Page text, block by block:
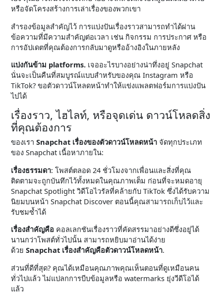
หรือจัดโครงสร้างการเล่าเรื่องของพวกเขา
สำรองข้อมูลสำคัญไว้ การแบ่งปันเรื่องราวสามารถทำได้ผ่าน
ข้อความที่มีความสำคัญต่อเวลา เช่น กิจกรรม การประกาศ หรือ
การอัปเดตที่คุณต้องการกลับมาดูหรืออ้างอิงในภายหลัง
แบ่งกันข้าม platforms.เจออะไรบางอย่างน่าทึ่งอยู่ Snapchat
นั่นจะเป็นคืนที่สมบูรณ์แบบสำหรับของคุณ Instagram หรือ
TikTok? ขอตัวดาวน์โหลดหน้าทำให้แข่งแพลตฟอร์มการแบ่งปัน
ไปได้
เรื่องราว, ไฮไลท์, หรือจุดเด่น ดาวน์โหลดสิ่ง
ที่คุณต้องการ
ของเรา Snapchat เรื่องของตัวดาวน์โหลดหน้าจัดทุกประเภท
ของ Snapchat เนื้อหาภายใน:
เรื่องธรรมดา: โพสต์ตลอด 24 ชั่วโมงจากเพื่อนและสิ่งที่คุณ
ติดตามจะถูกบันทึกไว้ทั้งหมดในคุณภาพเต็ม ก่อนที่จะหมดอายุ
Snapchat Spotlight วิดีโอไวรัลที่คล้ายกับ TikTok ซึ่งได้รับความ
นิยมบนหน้า Snapchat Discover ตอนนี้คุณสามารถเก็บไว้และ
รับชมซ้ำได้
เรื่องสำคัญคือ คอลเลกชันเรื่องราวที่คัดสรรมาอย่างดีซึ่งอยู่ได้
นานกว่าโพสต์ทั่วไปนั้น สามารถหยิบมาอ่านได้ง่าย
ด้วย Snapchat เรื่องสำคัญคือตัวดาวน์โหลดหน้า.
ส่วนที่ดีที่สุด? คุณได้เหมือนคุณภาพคุณเห็นตอนที่ดูเหมือนคน
ทั่วไปแล้ว ไม่แปลกการบีบข้อมูลหรือ watermarks ยุ่งวีดีโอได้
แล้ว